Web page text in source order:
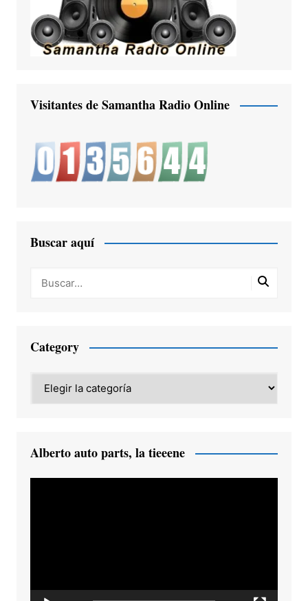
Visitantes de Samantha Radio Online
Buscar aquí
Category
Alberto auto parts, la tieeene